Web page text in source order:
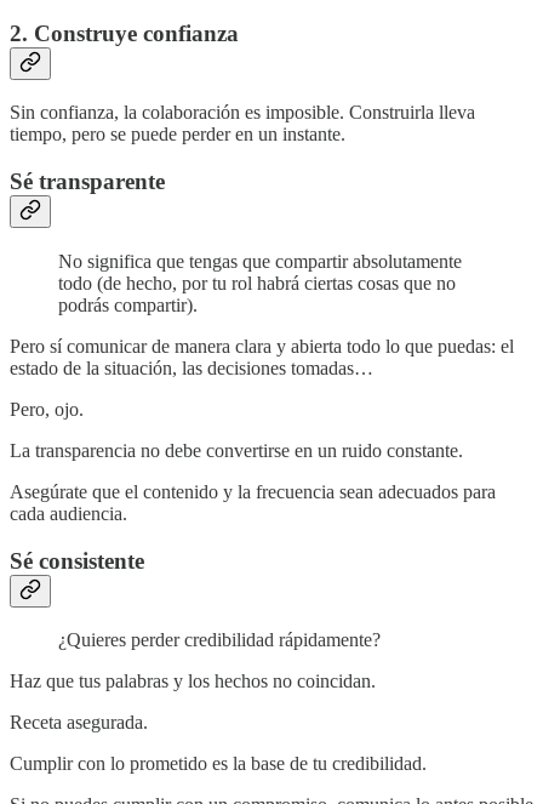
2. Construye confianza
Sin confianza, la colaboración es imposible. Construirla lleva
tiempo, pero se puede perder en un instante.
Sé transparente
No significa que tengas que compartir absolutamente
todo (de hecho, por tu rol habrá ciertas cosas que no
podrás compartir).
Pero sí comunicar de manera clara y abierta todo lo que puedas: el
estado de la situación, las decisiones tomadas…
Pero, ojo.
La transparencia no debe convertirse en un ruido constante.
Asegúrate que el contenido y la frecuencia sean adecuados para
cada audiencia.
Sé consistente
¿Quieres perder credibilidad rápidamente?
Haz que tus palabras y los hechos no coincidan.
Receta asegurada.
Cumplir con lo prometido es la base de tu credibilidad.